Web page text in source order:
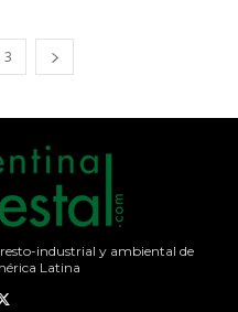
3
industrial y ambiental de
Latina